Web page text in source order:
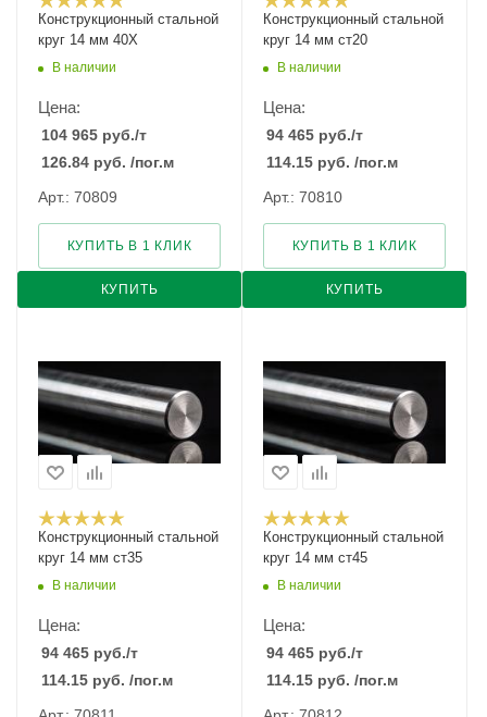
Конструкционный стальной
круг 14 мм 40Х
В наличии
Цена:
104 965 руб./т
126.84 руб. /пог.м
Арт.: 70809
КУПИТЬ
КУПИТЬ В 1 КЛИК
Конструкционный стальной
круг 14 мм ст20
В наличии
Цена:
94 465 руб./т
114.15 руб. /пог.м
Арт.: 70810
КУПИТЬ
КУПИТЬ В 1 КЛИК
Конструкционный стальной
круг 14 мм ст35
В наличии
Цена:
94 465 руб./т
114.15 руб. /пог.м
Конструкционный стальной
круг 14 мм ст45
В наличии
Цена:
94 465 руб./т
114.15 руб. /пог.м